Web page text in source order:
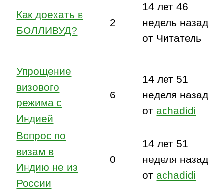
Как доехать в
БОЛЛИВУД?
2
14 лет 46
недель назад
от Читатель
Упрощение
визового
режима с
Индией
6
14 лет 51
неделя назад
от achadidi
Вопрос по
визам в
Индию не из
России
0
14 лет 51
неделя назад
от achadidi